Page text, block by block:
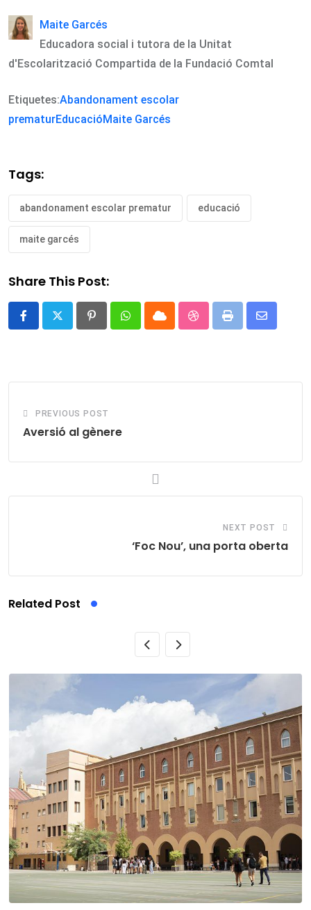
Maite Garcés
Educadora social i tutora de la Unitat
d'Escolarització Compartida de la Fundació Comtal
Etiquetes:Abandonament escolar
prematurEducacióMaite Garcés
Tags:
abandonament escolar prematur educació
maite garcés
Share This Post:
PinterestWhatsappCloud StumbleUpon
Print
Share
PREVIOUS POST
Aversió al gènere
NEXT POST
‘Foc Nou’, una porta oberta
Related Post